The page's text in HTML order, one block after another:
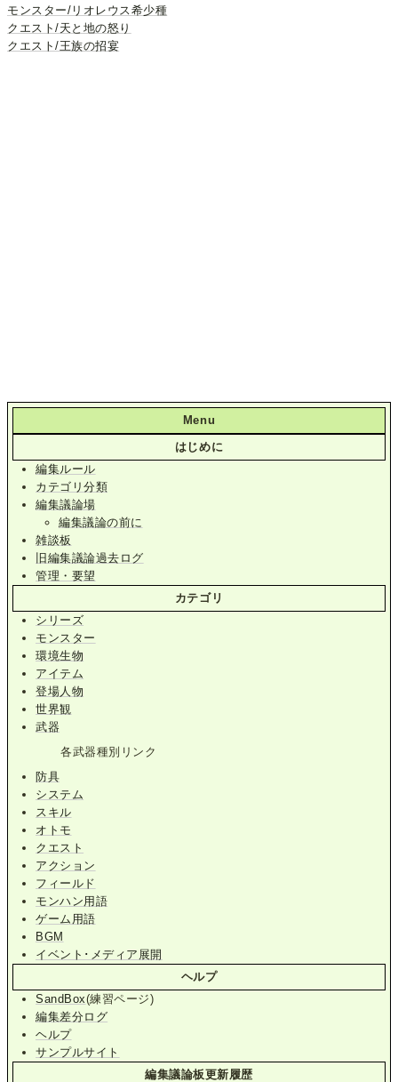
モンスター/リオレウス希少種
クエスト/天と地の怒り
クエスト/王族の招宴
Menu
はじめに
編集ルール
カテゴリ分類
編集議論場
編集議論の前に
雑談板
旧編集議論過去ログ
管理・要望
カテゴリ
シリーズ
モンスター
環境生物
アイテム
登場人物
世界観
武器
各武器種別リンク
防具
システム
スキル
オトモ
クエスト
アクション
フィールド
モンハン用語
ゲーム用語
BGM
イベント･メディア展開
ヘルプ
SandBox(練習ページ)
編集差分ログ
ヘルプ
サンプルサイト
編集議論板更新履歴